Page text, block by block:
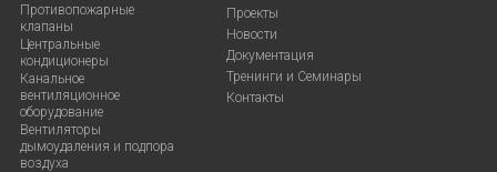
Противопожарные
клапаны
Центральные
кондиционеры
Канальное
вентиляционное
оборудование
Вентиляторы
дымоудаления и подпора
воздуха
Проекты
Новости
Документация
Тренинги и Семинары
Контакты